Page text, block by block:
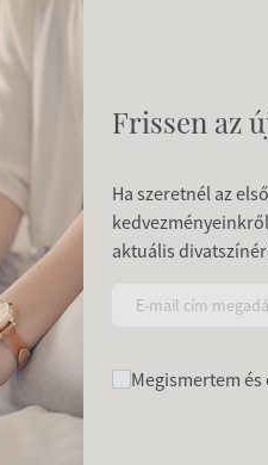
Frissen az
Ha szeretnél az
aktuális
Megismertem